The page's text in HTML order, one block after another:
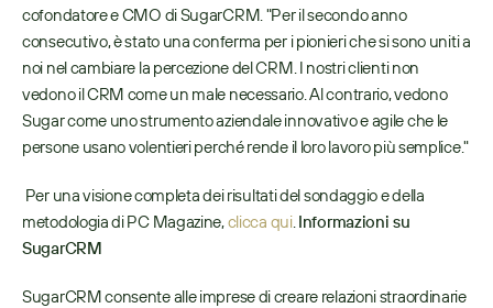
cofondatore e CMO di SugarCRM. "Per il secondo anno
consecutivo, è stato una conferma per i pionieri che si sono uniti a
noi nel cambiare la percezione del CRM. I nostri clienti non
vedono il CRM come un male necessario. Al contrario, vedono
Sugar come uno strumento aziendale innovativo e agile che le
persone usano volentieri perché rende il loro lavoro più semplice."
metodologia di PC Magazine, clicca qui. Informazioni su
SugarCRM
SugarCRM consente alle imprese di creare relazioni straordinarie